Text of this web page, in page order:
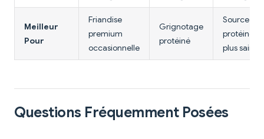
Meilleur
Pour
Friandise
premium
occasionnelle
Grignotage
protéiné
Source de
protéines
plus saine
Questions Fréquemment Posées